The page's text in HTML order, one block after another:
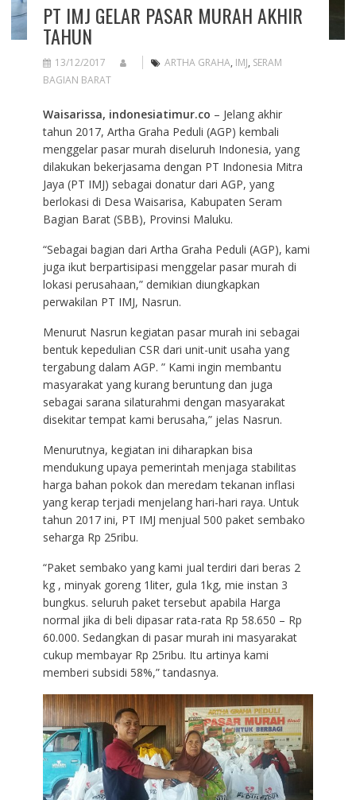
PT IMJ GELAR PASAR MURAH AKHIR
TAHUN
13/12/2017 ARTHA GRAHA, IMJ, SERAM
BAGIAN BARAT
Waisarissa, indonesiatimur.co – Jelang akhir
tahun 2017, Artha Graha Peduli (AGP) kembali
menggelar pasar murah diseluruh Indonesia, yang
dilakukan bekerjasama dengan PT Indonesia Mitra
Jaya (PT IMJ) sebagai donatur dari AGP, yang
berlokasi di Desa Waisarisa, Kabupaten Seram
Bagian Barat (SBB), Provinsi Maluku.
“Sebagai bagian dari Artha Graha Peduli (AGP), kami
juga ikut berpartisipasi menggelar pasar murah di
lokasi perusahaan,” demikian diungkapkan
perwakilan PT IMJ, Nasrun.
Menurut Nasrun kegiatan pasar murah ini sebagai
bentuk kepedulian CSR dari unit-unit usaha yang
tergabung dalam AGP. ” Kami ingin membantu
masyarakat yang kurang beruntung dan juga
sebagai sarana silaturahmi dengan masyarakat
disekitar tempat kami berusaha,” jelas Nasrun.
Menurutnya, kegiatan ini diharapkan bisa
mendukung upaya pemerintah menjaga stabilitas
harga bahan pokok dan meredam tekanan inflasi
yang kerap terjadi menjelang hari-hari raya. Untuk
tahun 2017 ini, PT IMJ menjual 500 paket sembako
seharga Rp 25ribu.
“Paket sembako yang kami jual terdiri dari beras 2
kg , minyak goreng 1liter, gula 1kg, mie instan 3
bungkus. seluruh paket tersebut apabila Harga
normal jika di beli dipasar rata-rata Rp 58.650 – Rp
60.000. Sedangkan di pasar murah ini masyarakat
cukup membayar Rp 25ribu. Itu artinya kami
memberi subsidi 58%,” tandasnya.